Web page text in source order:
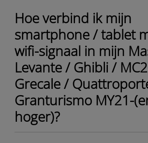
Hoe verbind ik mijn
smartphone / tablet
wifi-signaal in mijn
Levante / Ghibli /
Grecale /
Granturismo MY21-
hoger)?